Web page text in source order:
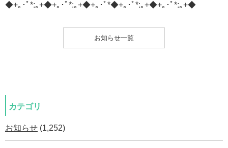
◆+｡･ﾟ*:｡+◆+｡･ﾟ*:｡+◆+｡･ﾟ*◆+｡･ﾟ*:｡+◆+｡･ﾟ*:｡+◆
お知らせ一覧
カテゴリ
お知らせ (1,252)